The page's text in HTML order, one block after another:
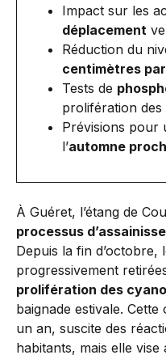
Impact sur les
déplacement
Réduction du
centimètres
Tests de
prolifération
Prévisions pour
l’automne
À Guéret, l’étang de
processus
Depuis la fin d’octobre,
progressivement
prolifération des
baignade estivale.
un an, suscite des
habitants, mais elle